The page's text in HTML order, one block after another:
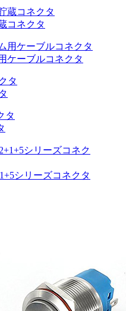
コネクタ
ケーブルコネクタ
シリーズコネクタ